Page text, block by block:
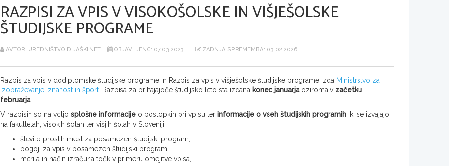
RAZPISI ZA VPIS V VISOKOŠOLSKE IN VIŠJEŠOLSKE
ŠTUDIJSKE PROGRAME
AVTOR: UREDNIŠTVO DIJAŠKI.NET OBJAVLJENO: 07.03.2023 ZADNJA SPREMEMBA: 03.02.2026
Razpis za vpis v dodiplomske študijske programe in Razpis za vpis v višješolske študijske programe izda Ministrstvo za
izobraževanje, znanost in šport . Razpisa za prihajajoče študijsko leto sta izdana konec januarjaoziroma v začetku
februarja.
V razpisih so na voljo splošne informacije o postopkih pri vpisu ter informacije o vseh študijskih programih , ki se izvajajo
na fakultetah, visokih šolah ter višjih šolah v Sloveniji:
število prostih mest za posamezen študijski program,
pogoji za vpis v posamezen študijski program,
merila in način izračuna točk v primeru omejitve vpisa,